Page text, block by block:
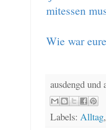
mitessen
Wie war
ausdengd
Labels: Alltag